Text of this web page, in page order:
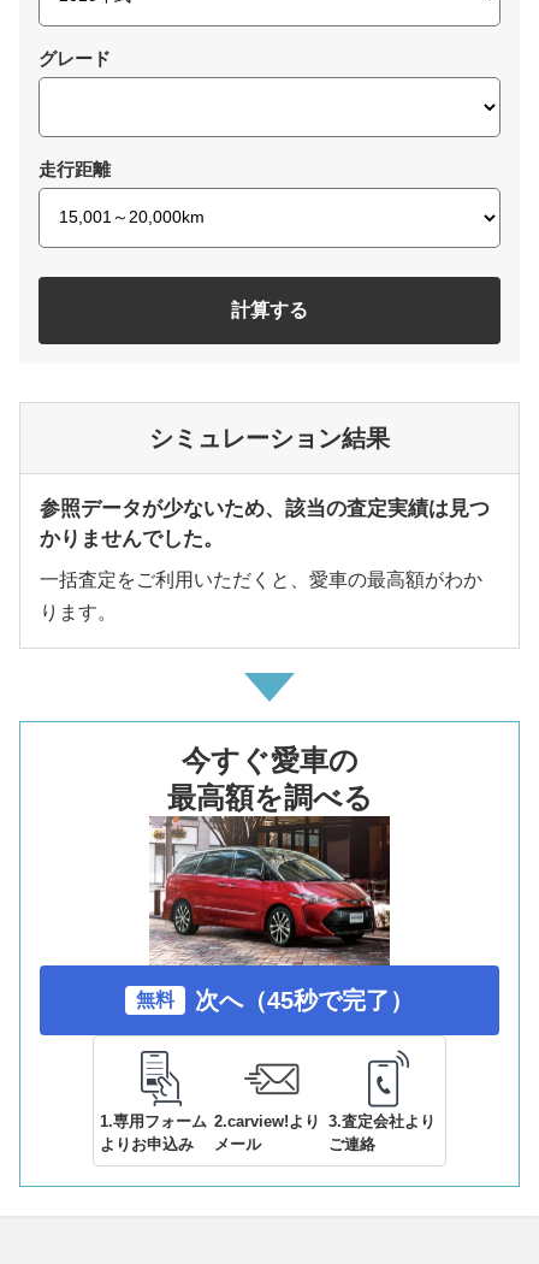
グレード
走行距離
計算する
シミュレーション結果
参照データが少ないため、該当の査定実績は見つ
かりませんでした。
一括査定をご利用いただくと、愛車の最高額がわか
ります。
今すぐ愛車の
最高額を調べる
無料 次へ（45秒で完了）
1.専用フォーム
よりお申込み
2.carview!より
メール
3.査定会社より
ご連絡